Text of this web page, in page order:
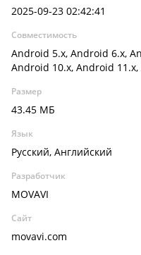
2025-09-23 02:42:41
Совместимость
Android 5.x, Android 6.x,
Android 10.x, Android
Размер
43.45 МБ
Язык
Русский, Английский
Разработчик
MOVAVI
Сайт
movavi.com